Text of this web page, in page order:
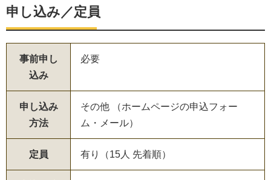
申し込み／定員
事前申し
込み
必要
申し込み
方法
その他 （ホームページの申込フォー
ム・メール）
定員 有り（15人 先着順）